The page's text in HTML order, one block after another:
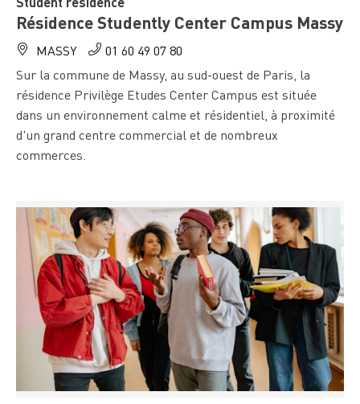
Résidence Studently Center Campus Massy
MASSY
01 60 49 07 80
Sur la commune de Massy, au sud-ouest de Paris, la
résidence Privilège Etudes Center Campus est située
dans un environnement calme et résidentiel, à proximité
d'un grand centre commercial et de nombreux
commerces.